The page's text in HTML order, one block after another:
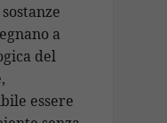
a
del
essere